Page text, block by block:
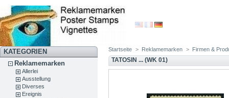
KATEGORIEN
Reklamemarken
Allerlei
Ausstellung
Diverses
Ereignis
Startseite > Reklamemarken > Firmen &
TATOSIN ... (WK 01)